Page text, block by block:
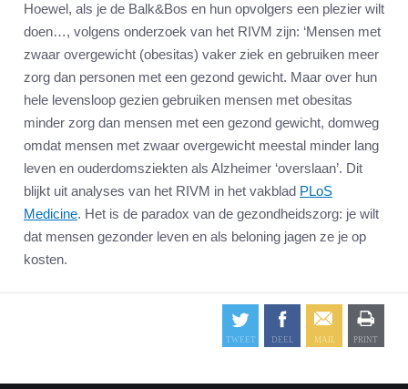
Hoewel, als je de Balk&Bos en hun opvolgers een plezier wilt
doen…, volgens onderzoek van het RIVM zijn: ‘Mensen met
zwaar overgewicht (obesitas) vaker ziek en gebruiken meer
zorg dan personen met een gezond gewicht. Maar over hun
hele levensloop gezien gebruiken mensen met obesitas
minder zorg dan mensen met een gezond gewicht, domweg
omdat mensen met zwaar overgewicht meestal minder lang
leven en ouderdomsziekten als Alzheimer ‘overslaan’. Dit
blijkt uit analyses van het RIVM in het vakblad PLoS
Medicine. Het is de paradox van de gezondheidszorg: je wilt
dat mensen gezonder leven en als beloning jagen ze je op
kosten.